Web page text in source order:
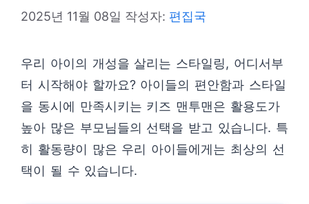
2025년 11월 08일 작성자: 편집국
우리 아이의 개성을 살리는 스타일링, 어디서부
터 시작해야 할까요? 아이들의 편안함과 스타일
을 동시에 만족시키는 키즈 맨투맨은 활용도가
높아 많은 부모님들의 선택을 받고 있습니다. 특
히 활동량이 많은 우리 아이들에게는 최상의 선
택이 될 수 있습니다.